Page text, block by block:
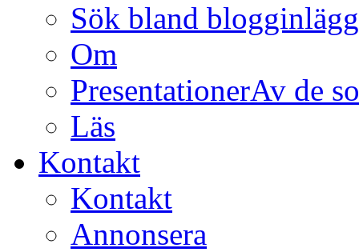
Sök bland
Om
PresentationerAv de
Läs
Kontakt
Kontakt
Annonsera